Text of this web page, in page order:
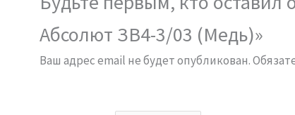
Абсолют ЗВ4-3/03 (Медь)»
Ваш адрес email не будет опубликован.